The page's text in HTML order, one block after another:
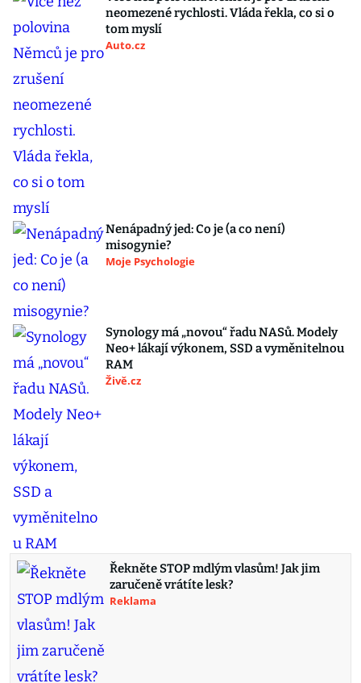
neomezené rychlosti. Vláda řekla, co si o
tom myslí
Auto.cz
Nenápadný jed: Co je (a co není)
misogynie?
Moje Psychologie
Synology má „novou“ řadu NASů. Modely
Neo+ lákají výkonem, SSD a vyměnitelnou
RAM
Živě.cz
Řekněte STOP mdlým vlasům! Jak jim
zaručeně vrátíte lesk?
Reklama